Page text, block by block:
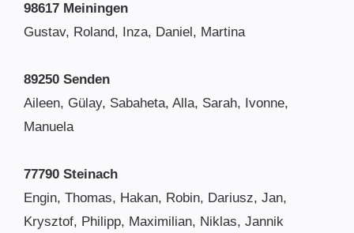
98617 Meiningen
Gustav, Roland, Inza, Daniel, Martina
89250 Senden
Aileen, Gülay, Sabaheta, Alla, Sarah, Ivonne,
Manuela
77790 Steinach
Engin, Thomas, Hakan, Robin, Dariusz, Jan,
Krysztof, Philipp, Maximilian, Niklas, Jannik